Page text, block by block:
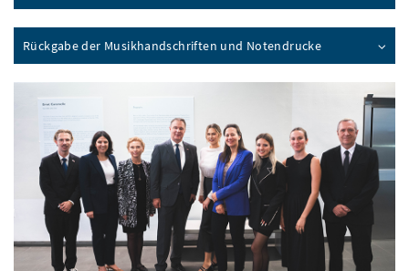
Rückgabe der Musikhandschriften und Notendrucke